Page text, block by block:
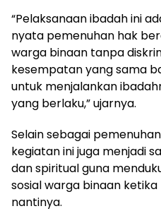
“Pelaksanaan ibadah ini
nyata pemenuhan hak
warga binaan tanpa
kesempatan yang sama
untuk menjalankan
yang berlaku,” ujarnya.
Selain sebagai
kegiatan ini juga menjadi
dan spiritual guna
sosial warga binaan
nantinya.